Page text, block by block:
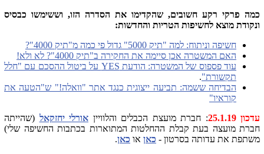
כמה פרקי רקע חשובים, שהקדימו את הסדרה הזו, וששימשו כבסיס
ונקודת מוצא לחשיפות הטריות והחדשות:
חשיפה וניתוח: למה "תיק 5000" גדול פי כמה מ"תיק 4000"?
האם המשטרה אכן סיימה את החקירה ב"תיק 4000"? לא ולא!
עוד פספוס של המשטרה: הודעת YES על ביטול ההסכם עם "חלל
תקשורת".
הבדיחה ששמה: תביעה ייצוגית כנגד אתר "וואלה!" ש"הטעה את
קוראיו"
עדכון 25.1.19
: חברת מועצת הכבלים והלוויין אורלי יחזקאל (שהייתה
חברת מועצה בעת קבלת ההחלטות המתוארות בכתבות החשיפה שלי)
משתפת את עדותה בסרטון - כאן או כאן.